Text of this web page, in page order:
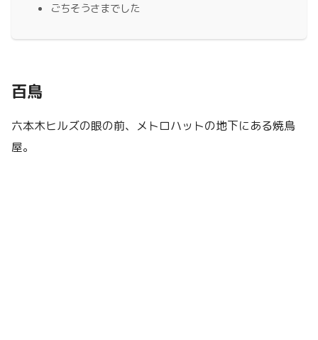
ごちそうさまでした
百鳥
六本木ヒルズの眼の前、メトロハットの地下にある焼鳥
屋。